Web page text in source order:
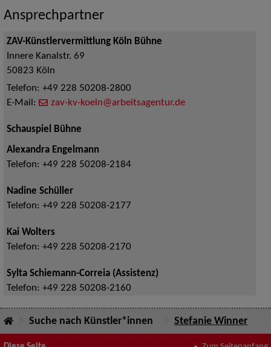
Ansprechpartner
ZAV-Künstlervermittlung Köln Bühne
Innere Kanalstr. 69
50823 Köln
Telefon: +49 228 50208-2800
E-Mail:
zav-kv-koeln@arbeitsagentur.de
Schauspiel Bühne
Alexandra Engelmann
Telefon: +49 228 50208-2184
Nadine Schüller
Telefon: +49 228 50208-2177
Kai Wolters
Telefon: +49 228 50208-2170
Sylta Schiemann-Correia (Assistenz)
Telefon: +49 228 50208-2160
Suche nach Künstler*innen Stefanie Winner